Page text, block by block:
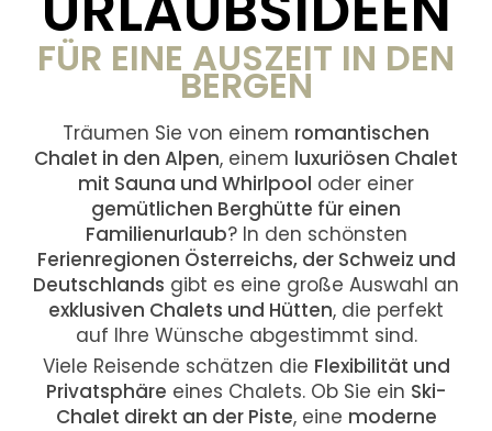
FÜR EINE AUSZEIT IN DEN
BERGEN
Träumen Sie von einem romantischen
Chalet in den Alpen, einem luxuriösen Chalet
mit Sauna und Whirlpool oder einer
gemütlichen Berghütte für einen
Familienurlaub? In den schönsten
Ferienregionen Österreichs, der Schweiz und
Deutschlands gibt es eine große Auswahl an
exklusiven Chalets und Hütten, die perfekt
auf Ihre Wünsche abgestimmt sind.
Viele Reisende schätzen die Flexibilität und
Privatsphäre eines Chalets. Ob Sie ein Ski-
Chalet direkt an der Piste, eine moderne